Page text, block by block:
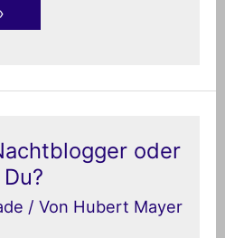
oder
/ Von Hubert Mayer